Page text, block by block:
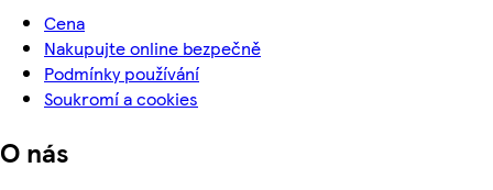
Cena
Nakupujte online bezpečně
Podmínky používání
Soukromí a cookies
O nás